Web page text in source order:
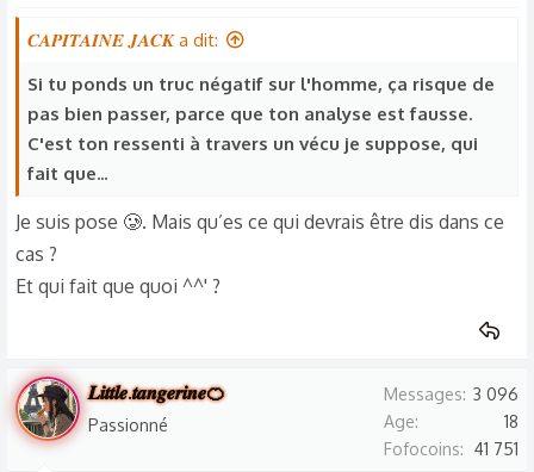
i
n
s
:
𝑪𝑨𝑷𝑰𝑻𝑨𝑰𝑵𝑬 𝑱𝑨𝑪𝑲 a dit:
Si tu ponds un truc négatif sur l'homme, ça risque de
pas bien passer, parce que ton analyse est fausse.
C'est ton ressenti à travers un vécu je suppose, qui
fait que...
Je suis pose 🥲. Mais qu’es ce qui devrais être dis dans ce
cas ?
Et qui fait que quoi ^^' ?
𝑳𝒊𝒕𝒕𝒍𝒆.𝒕𝒂𝒏𝒈𝒆𝒓𝒊𝒏𝒆🍊
Passionné
Messages 3 096
Age
18
Fofocoins
41 751